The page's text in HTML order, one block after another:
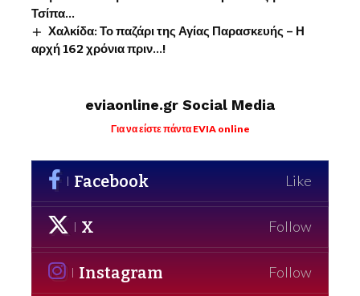
Τσίπα…
Χαλκίδα: Το παζάρι της Αγίας Παρασκευής – Η
αρχή 162 χρόνια πριν…!
eviaonline.gr Social Media
Για να είστε πάντα EVIA online
Facebook Like
X Follow
Instagram Follow